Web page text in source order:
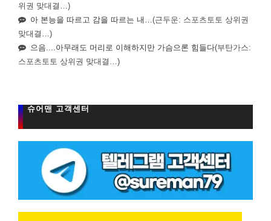
위권 맞대결…)
아 본능을 따르고 감을 따르는 내… (근두운: 스포츠토토 상위권
맞대결…)
으음....아무래도 머리로 이해하지만 가슴으론 힘들다(부탄가스:
스포츠토토 상위권 맞대결…)
슈어맨 고객센터